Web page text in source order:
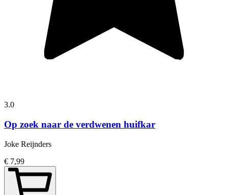
3.0
Op zoek naar de verdwenen huifkar
Joke Reijnders
€ 7,99